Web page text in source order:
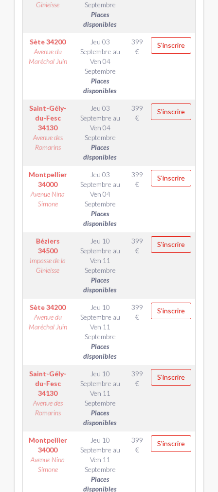
Ginieisse
Septembre
Places
disponibles
Sète34200
Avenue du
Maréchal Juin
Jeu 03
Septembre au
Ven 04
Septembre
Places
disponibles
399
€
S'inscrire
Saint-Gély-
du-Fesc
34130
Avenue des
Romarins
Jeu 03
Septembre au
Ven 04
Septembre
Places
disponibles
399
€
S'inscrire
Montpellier
34000
Avenue Nina
Simone
Jeu 03
Septembre au
Ven 04
Septembre
Places
disponibles
399
€
S'inscrire
Béziers
34500
Impasse de la
Ginieisse
Jeu 10
Septembre au
Ven 11
Septembre
Places
disponibles
399
€
S'inscrire
Sète34200
Avenue du
Maréchal Juin
Jeu 10
Septembre au
Ven 11
Septembre
Places
disponibles
399
€
S'inscrire
Saint-Gély-
du-Fesc
34130
Avenue des
Romarins
Jeu 10
Septembre au
Ven 11
Septembre
Places
disponibles
399
€
S'inscrire
Montpellier
34000
Avenue Nina
Simone
Jeu 10
Septembre au
Ven 11
Septembre
Places
disponibles
399
€
S'inscrire